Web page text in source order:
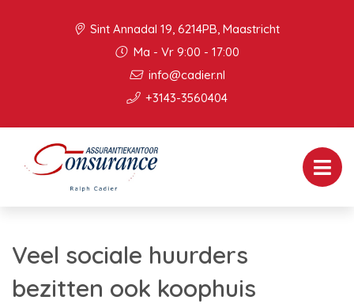
Sint Annadal 19, 6214PB, Maastricht
Ma - Vr 9:00 - 17:00
info@cadier.nl
+3143-3560404
Veel sociale huurders
bezitten ook koophuis